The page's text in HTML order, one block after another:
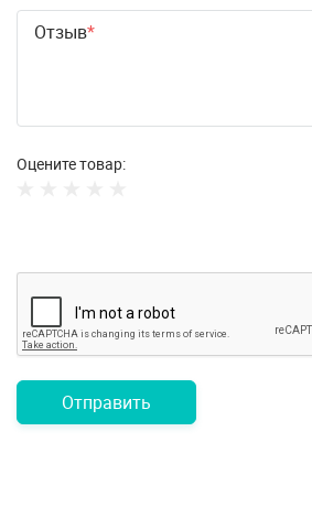
Отзыв
Оцените товар:
Отправить